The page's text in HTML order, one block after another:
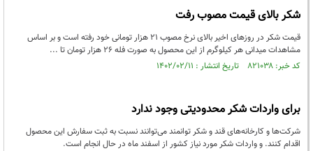
شکر بالای قیمت مصوب رفت
قیمت شکر در روزهای اخیر بالای نرخ مصوب ۲۱ هزار تومانی خود رفته است و بر اساس
مشاهدات میدانی هر کیلوگرم از این محصول به صورت فله ۲۶ هزار تومان تا ...
کد خبر: ۸۲۱۰۳۸ تاریخ انتشار : ۱۴۰۲/۰۲/۱۱
برای واردات شکر محدودیتی وجود ندارد
شرکت‌ها و کارخانه‌های قند و شکر توانمند می‌توانند نسبت به ثبت سفارش این محصول
اقدام کنند. و واردات شکر مورد نیاز کشور از اسفند ماه در حال انجام است.